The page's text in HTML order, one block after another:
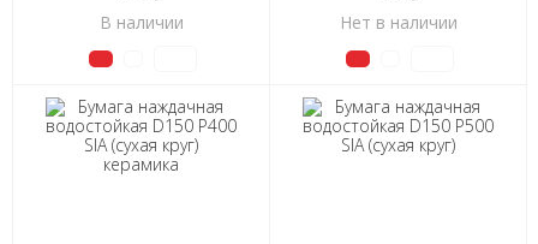
В наличии Нет в наличии